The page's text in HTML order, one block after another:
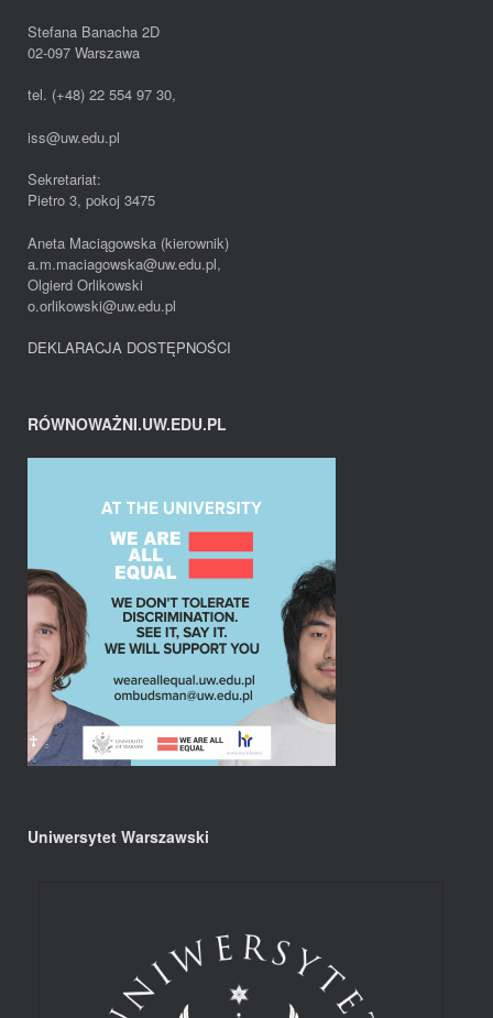
Stefana Banacha 2D
02-097 Warszawa
tel. (+48) 22 554 97 30,
iss@uw.edu.pl
Sekretariat:
Pietro 3, pokoj 3475
Aneta Maciągowska (kierownik)
a.m.maciagowska@uw.edu.pl,
Olgierd Orlikowski
o.orlikowski@uw.edu.pl
DEKLARACJA DOSTĘPNOŚCI
RÓWNOWAŻNI.UW.EDU.PL
Uniwersytet Warszawski